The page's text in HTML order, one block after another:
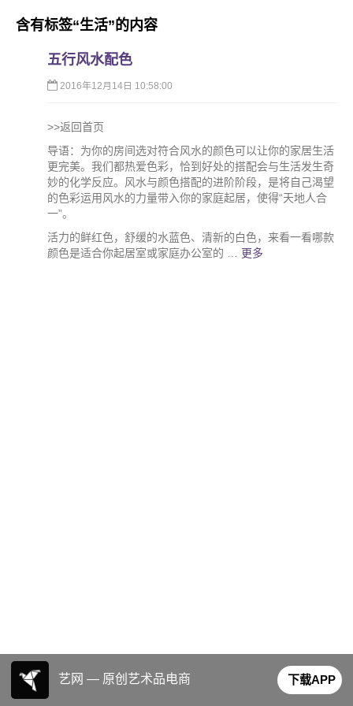
含有标签“生活”的内容
五行风水配色
2016年12月14日 10:58:00
>>返回首页
导语：为你的房间选对符合风水的颜色可以让你的家居生活
更完美。我们都热爱色彩，恰到好处的搭配会与生活发生奇
妙的化学反应。风水与颜色搭配的进阶阶段，是将自己渴望
的色彩运用风水的力量带入你的家庭起居，使得“天地人合
一”。
活力的鲜红色，舒缓的水蓝色、清新的白色，来看一看哪款
颜色是适合你起居室或家庭办公室的 … 更多
艺网 — 原创艺术品电商 下载APP